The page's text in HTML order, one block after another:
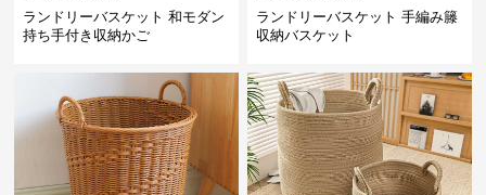
ランドリーバスケット 和モダン
持ち手付き収納かご
ランドリーバスケット 手編み籐
収納バスケット